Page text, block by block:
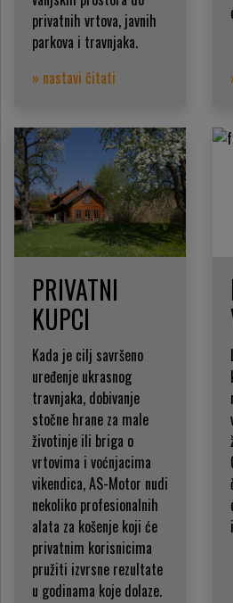
privatnih vrtova, javnih
parkova i travnjaka.
» nastavi čitati
PRIVATNI
KUPCI
Kada je cilj savršeno
uređenje ukrasnog
travnjaka, dobivanje
stočne hrane za male
životinje ili briga o
vrtovima i voćnjacima
vikendica, AS-Motor nudi
nekoliko profesionalnih
alata za košenje koji će
privatnim korisnicima
pružiti izvrsne rezultate
u godinama koje dolaze.